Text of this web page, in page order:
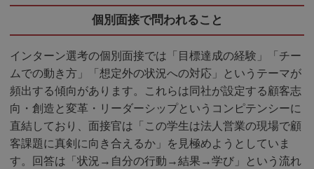
個別面接で問われること
インターン選考の個別面接では「目標達成の経験」「チー
ムでの動き方」「想定外の状況への対応」というテーマが
頻出する傾向があります。これらは同社が設定する顧客志
向・創造と変革・リーダーシップというコンピテンシーに
直結しており、面接官は「この学生は法人営業の現場で顧
客課題に真剣に向き合えるか」を見極めようとしていま
す。回答は「状況→自分の行動→結果→学び」という流れ